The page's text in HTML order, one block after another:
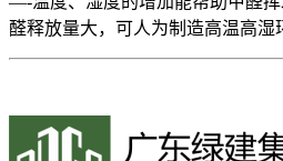
醛释放量大，可人为制造高温高湿